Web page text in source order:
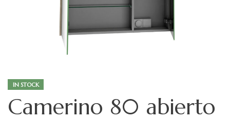
IN STOCK
Camerino 80 abierto